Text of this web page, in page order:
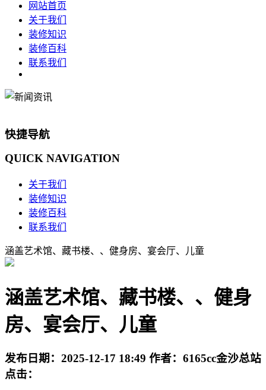
网站首页
关于我们
装修知识
装修百科
联系我们
快捷导航
QUICK NAVIGATION
关于我们
装修知识
装修百科
联系我们
涵盖艺术馆、藏书楼、、健身房、宴会厅、儿童
涵盖艺术馆、藏书楼、、健身
房、宴会厅、儿童
发布日期： 2025-12-17 18:49 作者： 6165cc金沙总站
点击：